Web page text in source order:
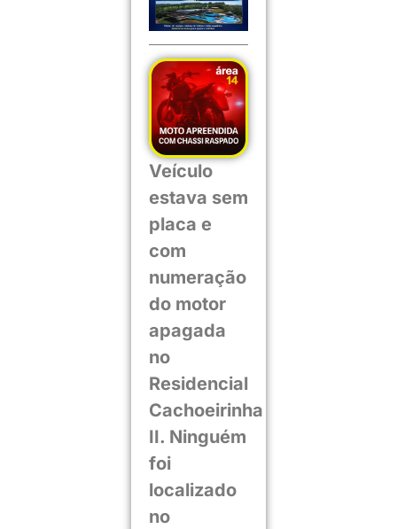
Veículo
estava sem
placa e
com
numeração
do motor
apagada
no
Residencial
Cachoeirinha
II. Ninguém
foi
localizado
no